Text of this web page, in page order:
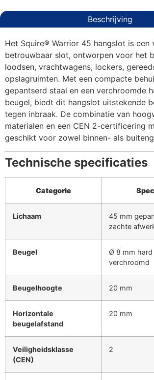
Beschrijving
Het Squire® Warrior 45 hangslot is een
betrouwbaar slot, ontworpen voor het
loodsen, vrachtwagens, lockers,
opslagruimten. Met een compacte
gepantserd staal en een verchroomde
beugel, biedt dit hangslot uitstekende
tegen inbraak. De combinatie van
materialen en een CEN 2-certificering
geschikt voor zowel binnen- als
Technische specificaties
Categorie
Lichaam
45 mm
zachte
Beugel
Ø 8 mm hard
verchroomd
Beugelhoogte 20 mm
Horizontale
beugelafstand
20 mm
Veiligheidsklasse
(CEN)
2